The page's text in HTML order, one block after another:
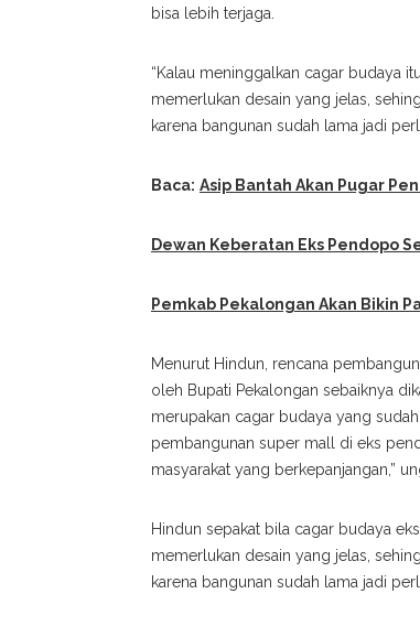
bisa lebih terjaga.
“Kalau meninggalkan cagar budaya
memerlukan desain yang jelas,
karena bangunan sudah lama jadi
Baca: Asip Bantah Akan Pugar
Dewan Keberatan Eks Pendopo
Pemkab Pekalongan Akan Bikin
Menurut Hindun, rencana
oleh Bupati Pekalongan sebaiknya
merupakan cagar budaya yang
pembangunan super mall di eks
masyarakat yang berkepanjangan,”
Hindun sepakat bila cagar budaya
memerlukan desain yang jelas,
karena bangunan sudah lama jadi